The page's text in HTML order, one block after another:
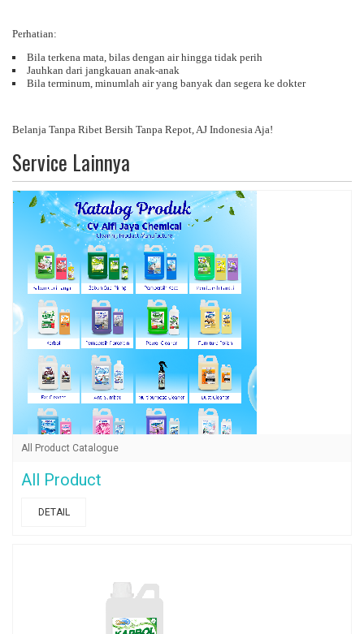
Perhatian:
Bila terkena mata, bilas dengan air hingga tidak perih
Jauhkan dari jangkauan anak-anak
Bila terminum, minumlah air yang banyak dan segera ke dokter
Belanja Tanpa Ribet Bersih Tanpa Repot, AJ Indonesia Aja!
Service Lainnya
All Product Catalogue
All Product
DETAIL